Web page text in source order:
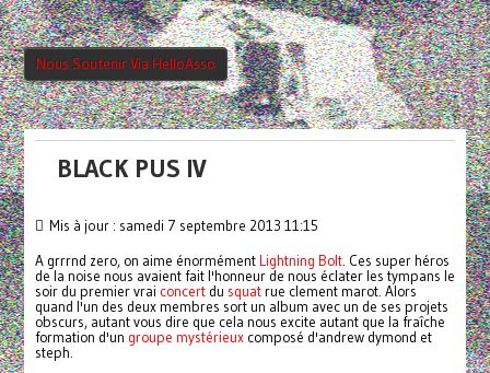
Nous Soutenir Via HelloAsso
BLACK PUS IV
Mis à jour : samedi 7 septembre 2013 11:15
A grrrnd zero, on aime énormémentLightning Bolt. Ces super héros
de la noise nous avaient fait l'honneur de nous éclater les tympans le
soir du premier vrai concertdu squatrue clement marot. Alors
quand l'un des deux membres sort un album avec un de ses projets
obscurs, autant vous dire que cela nous excite autant que la fraîche
formation d'un groupe mystérieuxcomposé d'andrew dymond et
steph.